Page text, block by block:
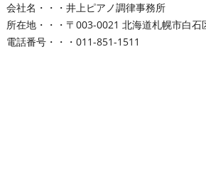
会社名・・・井上ピアノ調律事務所
所在地・・・〒003-0021 北海道札幌市白石
電話番号・・・011-851-1511